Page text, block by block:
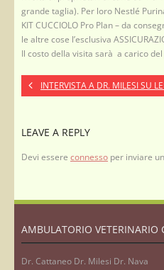
grande taglia). Per loro Nestlé
KIT CUCCIOLO Pro Plan – da
le altre cose l’esclusiva
Il costo della visita sarà a carico
INTERVISTA A DR. MILESI SU
LEAVE A REPLY
Devi essere connesso per inviare
AMBULATORIO VETERINARIO
Dr. Cattaneo Dr. Milesi Dr. Nava